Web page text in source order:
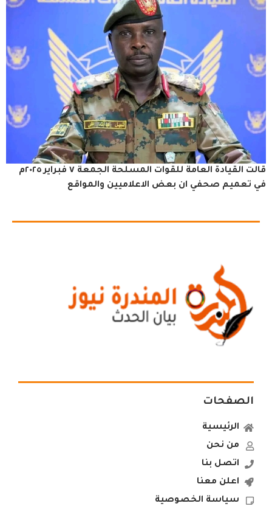
قالت القيادة العامة للقوات المسلحة الجمعة ٧ فبراير ٢٠٢٥م
في تعميم صحفي ان بعض الاعلاميين والمواقع
الصفحات
الرئيسية
من نحن
اتصل بنا
اعلن معنا
سياسة الخصوصية